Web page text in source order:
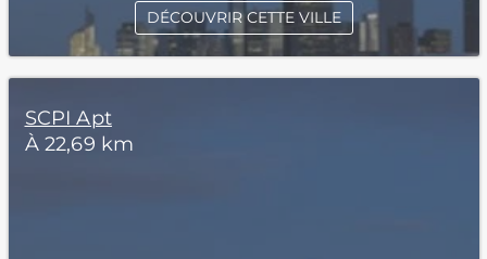
DÉCOUVRIR CETTE VILLE
SCPI Apt
À 22,69 km